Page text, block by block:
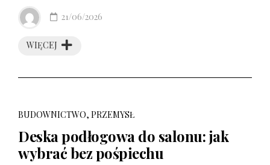
WIĘCEJ
21/06/2026
BUDOWNICTWO, PRZEMYSŁ
Deska podłogowa do salonu: jak
wybrać bez pośpiechu